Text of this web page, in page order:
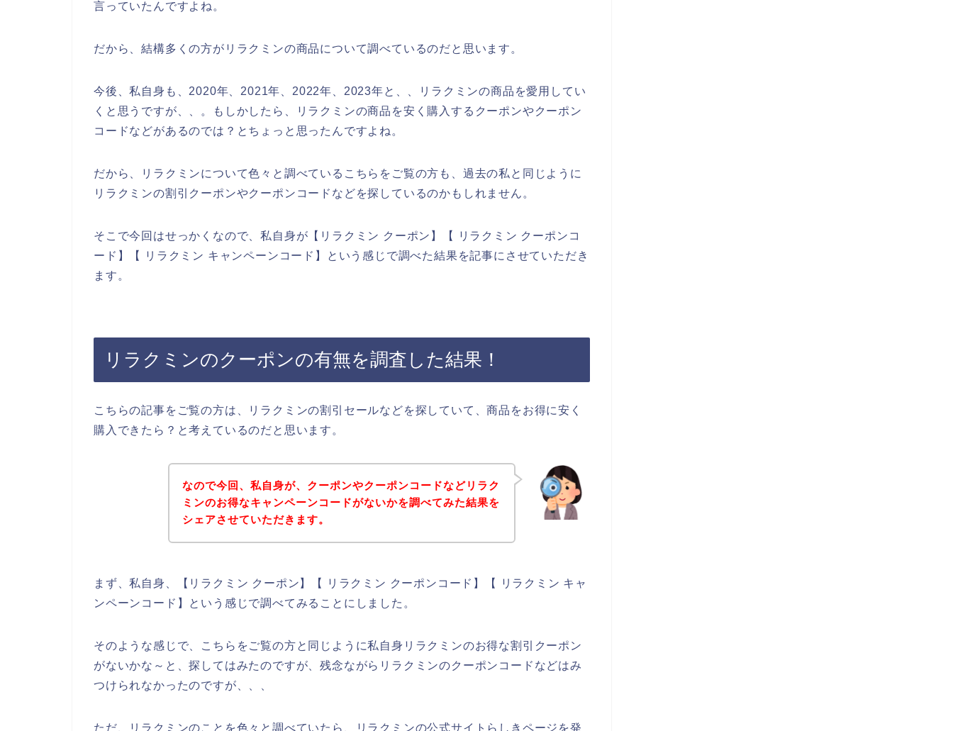
言っていたんですよね。
だから、結構多くの方がリラクミンの商品について調べているのだと思います。
今後、私自身も、2020年、2021年、2022年、2023年と、、リラクミンの商品を愛用してい
くと思うですが、、。もしかしたら、リラクミンの商品を安く購入するクーポンやクーポン
コードなどがあるのでは？とちょっと思ったんですよね。
だから、リラクミンについて色々と調べているこちらをご覧の方も、過去の私と同じように
リラクミンの割引クーポンやクーポンコードなどを探しているのかもしれません。
そこで今回はせっかくなので、私自身が【リラクミン クーポン】【 リラクミン クーポンコ
ード】【 リラクミン キャンペーンコード】という感じで調べた結果を記事にさせていただき
ます。
リラクミンのクーポンの有無を調査した結果！
こちらの記事をご覧の方は、リラクミンの割引セールなどを探していて、商品をお得に安く
購入できたら？と考えているのだと思います。
なので今回、私自身が、クーポンやクーポンコードなどリラク
ミンのお得なキャンペーンコードがないかを調べてみた結果を
シェアさせていただきます。
まず、私自身、【リラクミン クーポン】【 リラクミン クーポンコード】【 リラクミン キャ
ンペーンコード】という感じで調べてみることにしました。
そのような感じで、こちらをご覧の方と同じように私自身リラクミンのお得な割引クーポン
がないかな～と、探してはみたのですが、残念ながらリラクミンのクーポンコードなどはみ
つけられなかったのですが、、、
ただ、リラクミンのことを色々と調べていたら、リラクミンの公式サイトらしきページを発